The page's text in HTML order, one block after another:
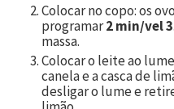
Colocar no copo: os
programar2 min/vel 3
massa.
Colocar o leite ao
canela e a casca de
desligar o lume e